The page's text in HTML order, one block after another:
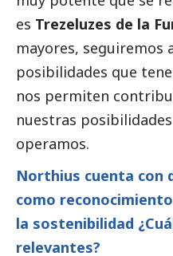
es Trezeluzes de la
mayores, seguiremos
posibilidades que
nos permiten
nuestras
operamos.
Northius cuenta
como
la sostenibilidad
relevantes?